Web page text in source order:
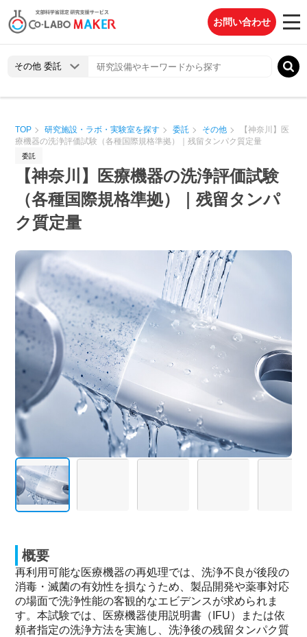
お問い合わせ
TOP 研究施設・ラボ・実験室を探す 委託 その他
【神奈川】医
療機器の洗浄評価試験（各種国際規格準拠）｜残留タンパク質定量
委託
【神奈川】医療機器の洗浄評価試験
（各種国際規格準拠）｜残留タンパ
ク質定量
概要
再利用可能な医療機器の再処理では、洗浄不良が後段の
消毒・滅菌の有効性を損なうため、製品開発や薬事対応
の場面で洗浄性能の客観的なエビデンスが求められま
す。本試験では、医療機器使用説明書（IFU）または依
頼者指定の洗浄方法を実施し、洗浄後の残留タンパク質